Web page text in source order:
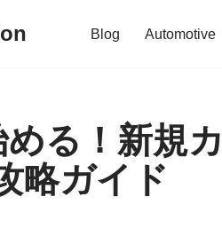
Blog Automotive
る！新規
略ガイド